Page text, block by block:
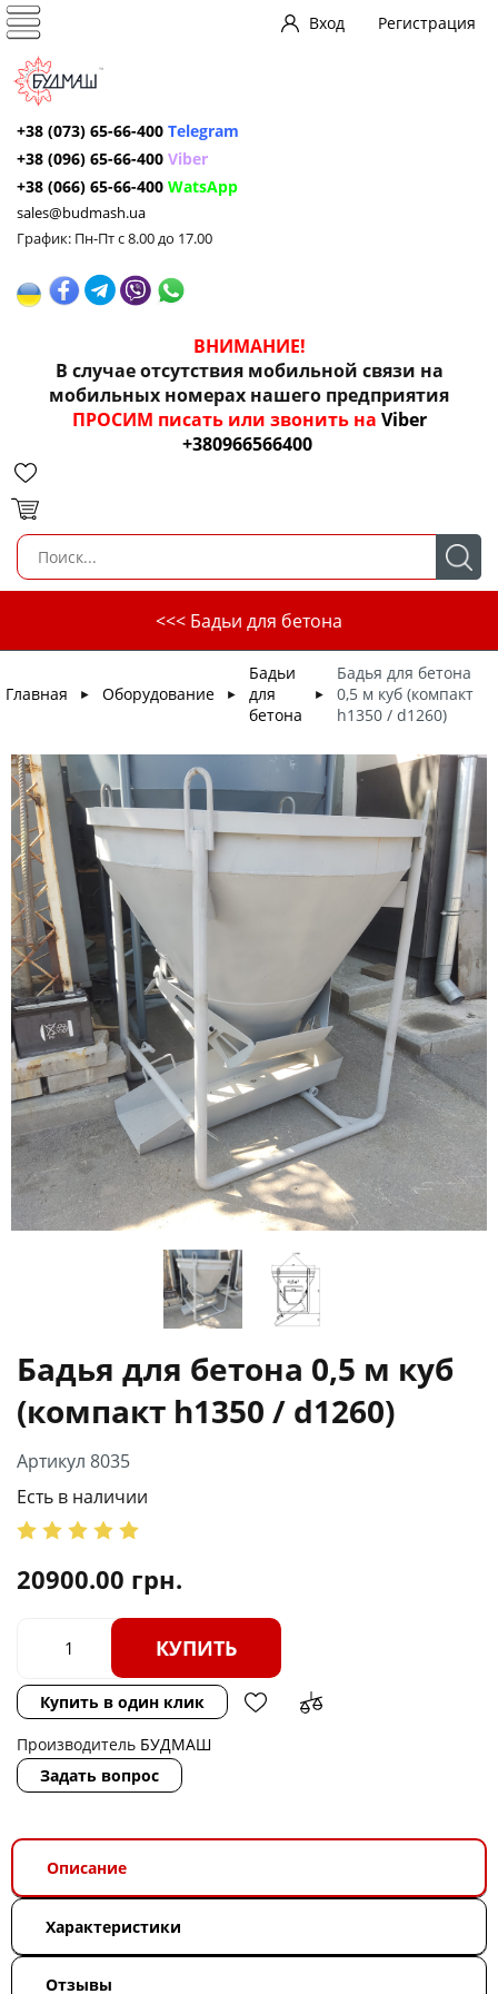
Вход Регистрация
+38 (073) 65-66-400 Telegram
+38 (096) 65-66-400 Viber
+38 (066) 65-66-400 WatsApp
sales@budmash.ua
График: Пн-Пт с 8.00 до 17.00
ВНИМАНИЕ!
В случае отсутствия мобильной связи на
мобильных номерах нашего предприятия
ПРОСИМ писать или звонить на Viber
+380966566400
<<< Бадьи для бетона
Главная ► Оборудование ►
Бадьи
для
бетона
►
Бадья для бетона
0,5 м куб (компакт
h1350 / d1260)
Бадья для бетона 0,5 м куб
(компакт h1350 / d1260)
Артикул 8035
Есть в наличии
20900.00 грн.
КУПИТЬ
Купить в один клик
Производитель БУДМАШ
Задать вопрос
Описание
Характеристики
Отзывы